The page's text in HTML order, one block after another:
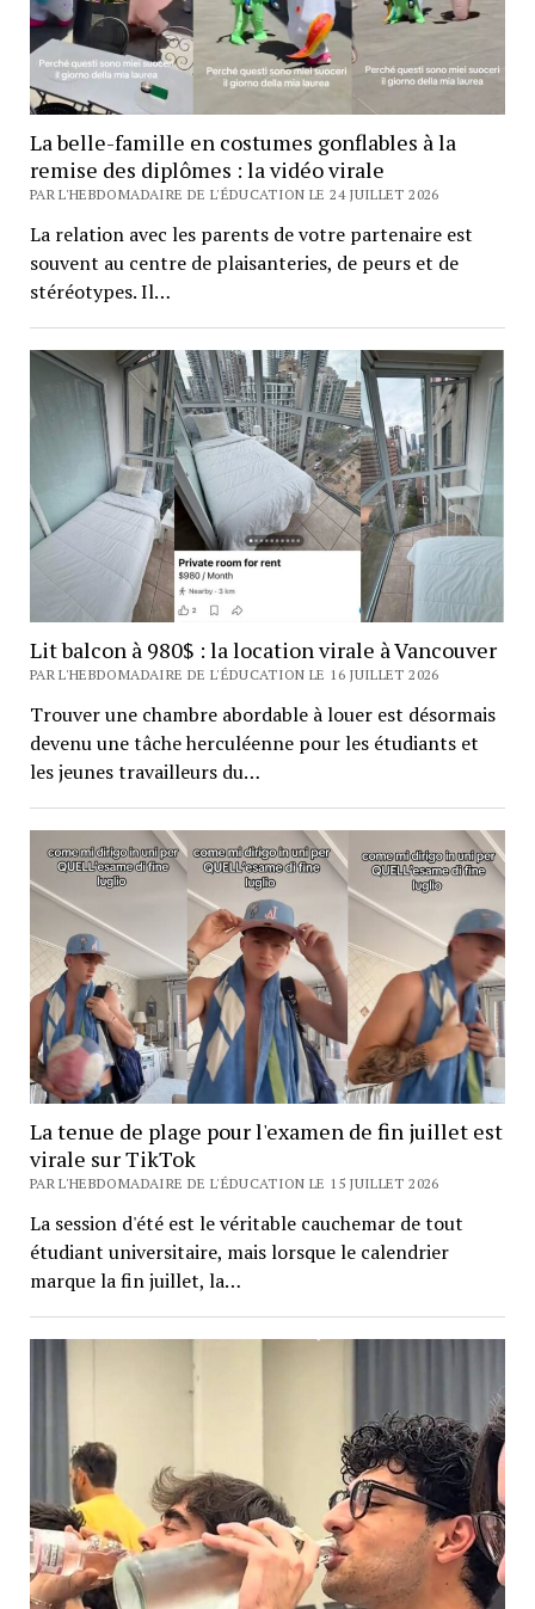
La belle-famille en costumes gonflables à la
remise des diplômes : la vidéo virale
PAR L'HEBDOMADAIRE DE L'ÉDUCATION LE 24 JUILLET 2026
La relation avec les parents de votre partenaire est
souvent au centre de plaisanteries, de peurs et de
stéréotypes. Il…
Lit balcon à 980$ : la location virale à Vancouver
PAR L'HEBDOMADAIRE DE L'ÉDUCATION LE 16 JUILLET 2026
Trouver une chambre abordable à louer est désormais
devenu une tâche herculéenne pour les étudiants et
les jeunes travailleurs du…
La tenue de plage pour l'examen de fin juillet est
virale sur TikTok
PAR L'HEBDOMADAIRE DE L'ÉDUCATION LE 15 JUILLET 2026
La session d'été est le véritable cauchemar de tout
étudiant universitaire, mais lorsque le calendrier
marque la fin juillet, la…